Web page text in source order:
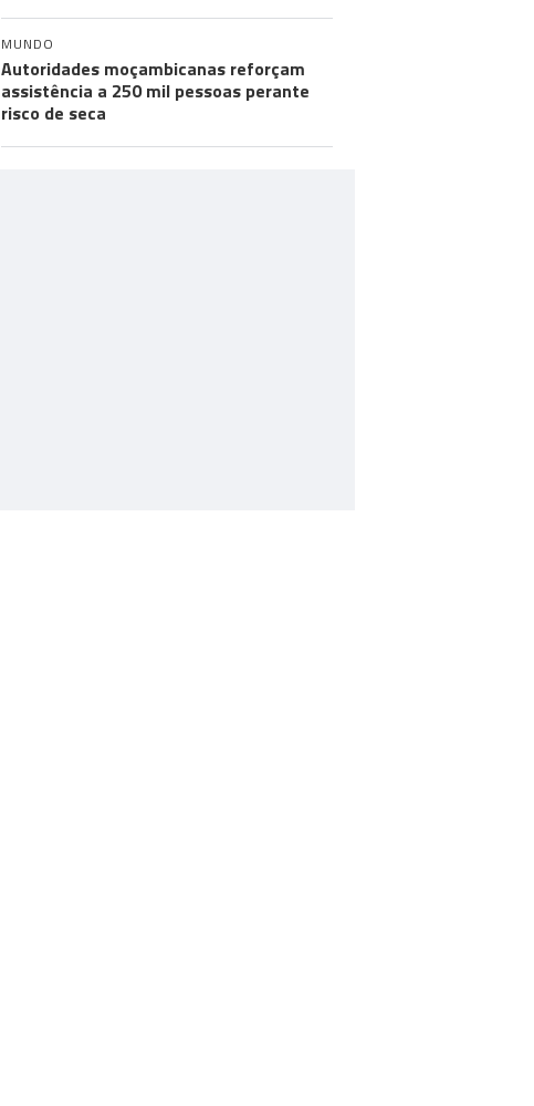
MUNDO
Autoridades moçambicanas reforçam
assistência a 250 mil pessoas perante
risco de seca